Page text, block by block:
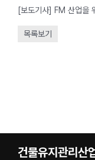
[보도기사] FM 산업을
목록보기
건물유지관리산